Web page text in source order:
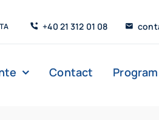
+40 21 312 01 08
Contact Program